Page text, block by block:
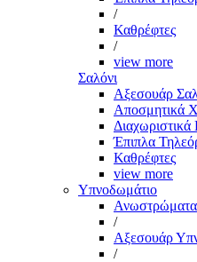
/
Καθρέφτες
/
view more
Σαλόνι
Αξεσουάρ
Αποσμητικά
Έπιπλα
Καθρέφτες
view more
Υπνοδωμάτιο
Ανωστρώματα
/
Αξεσουάρ
/